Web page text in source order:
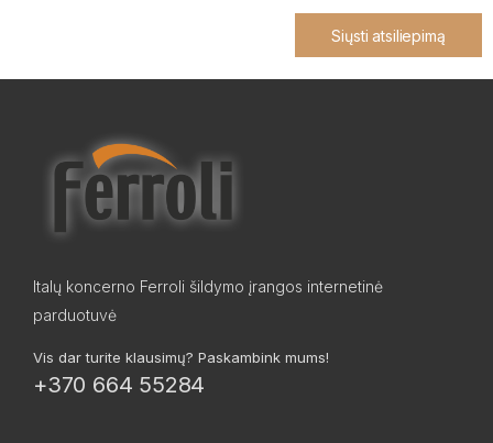
Siųsti atsiliepimą
Italų koncerno Ferroli šildymo įrangos internetinė
parduotuvė
Vis dar turite klausimų? Paskambink mums!
+370 664 55284